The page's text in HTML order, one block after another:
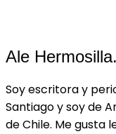
Ale Hermosilla.
Soy escritora y
Santiago y soy de
de Chile. Me gusta